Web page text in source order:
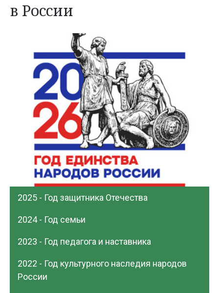
в России
2025 - Год защитника Отечества
2024 - Год семьи
2023 - Год педагога и наставника
2022 - Год культурного наследия народов
России